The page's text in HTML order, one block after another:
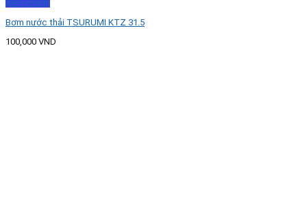
Xem nhanh
Bơm nước thải TSURUMI KTZ 31.5
100,000 VND